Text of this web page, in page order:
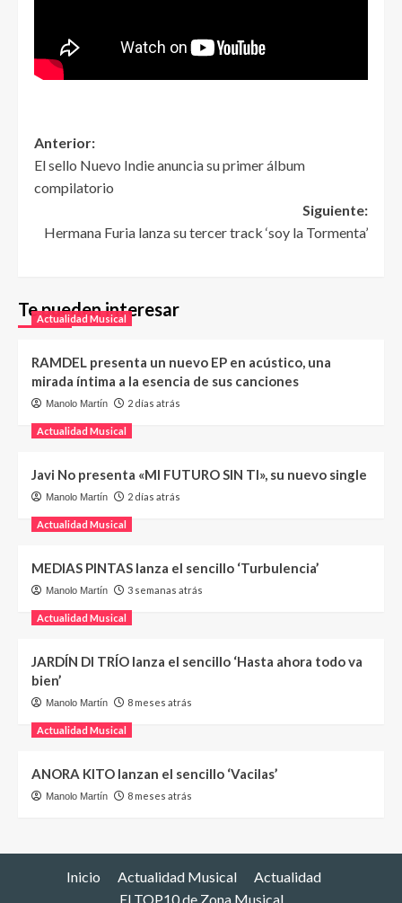
Anterior:
El sello Nuevo Indie anuncia su primer álbum
compilatorio
Siguiente:
Hermana Furia lanza su tercer track ‘soy la Tormenta’
Te pueden interesar
Actualidad Musical
RAMDEL presenta un nuevo EP en acústico, una
mirada íntima a la esencia de sus canciones
Manolo Martín 2 días atrás
Actualidad Musical
Javi No presenta «MI FUTURO SIN TI», su nuevo single
Manolo Martín 2 días atrás
Actualidad Musical
MEDIAS PINTAS lanza el sencillo ‘Turbulencia’
Manolo Martín 3 semanas atrás
Actualidad Musical
JARDÍN DI TRÍO lanza el sencillo ‘Hasta ahora todo va
bien’
Manolo Martín 8 meses atrás
Actualidad Musical
ANORA KITO lanzan el sencillo ‘Vacilas’
Manolo Martín 8 meses atrás
Inicio Actualidad Musical
Actualidad
El TOP10 de Zona Musical